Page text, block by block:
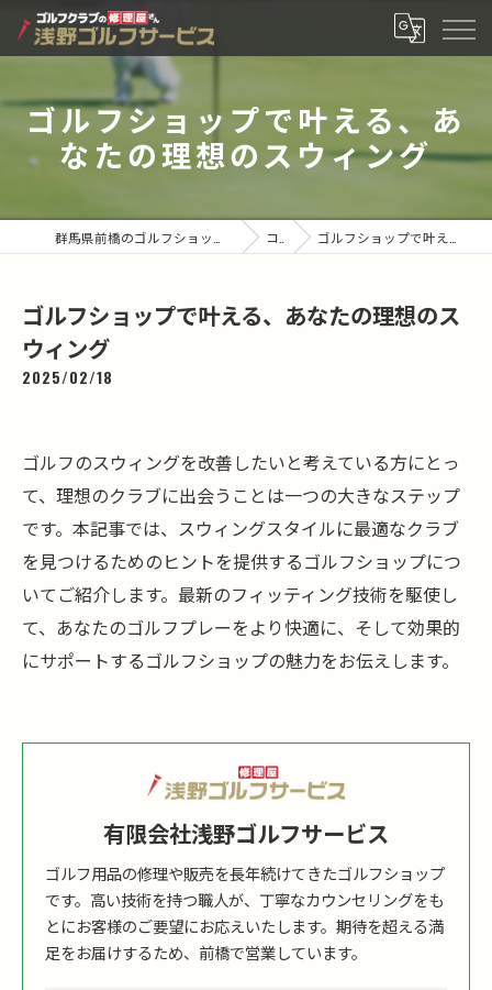
ゴルフショップで叶える、あ
なたの理想のスウィング
コラム ゴルフショップで叶える、あなたの理想のスウィング
ゴルフショップで叶える、あなたの理想のス
ウィング
2025/02/18
ゴルフのスウィングを改善したいと考えている方にとっ
て、理想のクラブに出会うことは一つの大きなステップ
です。本記事では、スウィングスタイルに最適なクラブ
を見つけるためのヒントを提供するゴルフショップにつ
いてご紹介します。最新のフィッティング技術を駆使し
て、あなたのゴルフプレーをより快適に、そして効果的
にサポートするゴルフショップの魅力をお伝えします。
有限会社浅野ゴルフサービス
ゴルフ用品の修理や販売を長年続けてきたゴルフショップ
です。高い技術を持つ職人が、丁寧なカウンセリングをも
とにお客様のご要望にお応えいたします。期待を超える満
足をお届けするため、前橋で営業しています。